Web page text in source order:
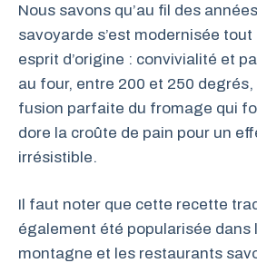
Nous savons qu’au fil des
savoyarde s’est modernisée
esprit d’origine : convivialité et
au four, entre 200 et 250
fusion parfaite du fromage qui
dore la croûte de pain pour un
irrésistible.
Il faut noter que cette recette
également été popularisée dans
montagne et les restaurants